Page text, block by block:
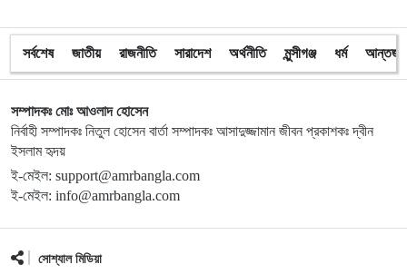
অবরুদ্ধ জামায়াত নেতাকে উদ্ধার করলেন এনসিপি নেত্রী ডা. মিতু
১০
ভোটকেন্দ্রের সামনে বস্তাভর্তি টাকাসহ স্বেচ্ছাসেবকদল নেতা আটক
১১
গোপালগঞ্জে ডিসির বাসভবনের সামনে ককটেল বিস্ফোরণ
১২
নয় : ভিপি নূর
সর্বশেষ জাতীয় রাজনীতি সারাদেশ অর্থনীতি মুন্সীগঞ্জ ধর্ম
সম্পাদকঃ মোঃ আওলাদ হোসেন
নির্বাহী সম্পাদকঃ নিতুল হোসেন বার্তা সম্পাদকঃ আসাদুজ্জামান জীবন প্রকাশকঃ দ্বীন
ইসলাম হৃদয়
ই-মেইল: support@amrbangla.com
ই-মেইল: info@amrbangla.com
সোশ্যাল মিডিয়া